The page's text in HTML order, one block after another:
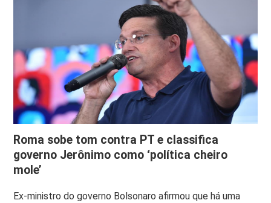
Roma sobe tom contra PT e classifica
governo Jerônimo como ‘política cheiro
mole’
Ex-ministro do governo Bolsonaro afirmou que há uma